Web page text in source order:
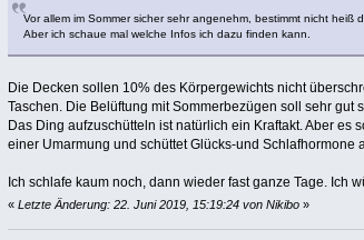
Vor allem im Sommer sicher sehr angenehm, bestimmt nicht heiß
Aber ich schaue mal welche Infos ich dazu finden kann.
Die Decken sollen 10% des Körpergewichts nicht
Taschen. Die Belüftung mit Sommerbezügen soll sehr gut
Das Ding aufzuschütteln ist natürlich ein Kraftakt. Aber
einer Umarmung und schüttet Glücks-und Schlafhormone
Ich schlafe kaum noch, dann wieder fast ganze Tage. Ich
« Letzte Änderung: 22. Juni 2019, 15:19:24 von Nikibo»